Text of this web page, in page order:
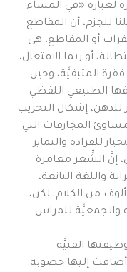
لعبارة «في المساء
للجزم، أن المقاطع
وباقي الفقرات أو المقاطع، هي
أو ربما الافتعال،
فأساء ذلك لجريان «نهره»!. يعني، الـ65 فقرة المتبقيَّة، وحين
الطبيعي اللفظي
للذهن، إشكال التجريب
المجازفات التي
للفرادة والتمايز
إنَّ الشِّعر مغامرة
واللغة اليانعة،
من الكلام، لكن،
والجمعيَّة للمراس
الفنيَّة
أضافت إليها خصوبة.